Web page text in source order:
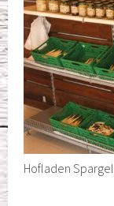
Hofladen